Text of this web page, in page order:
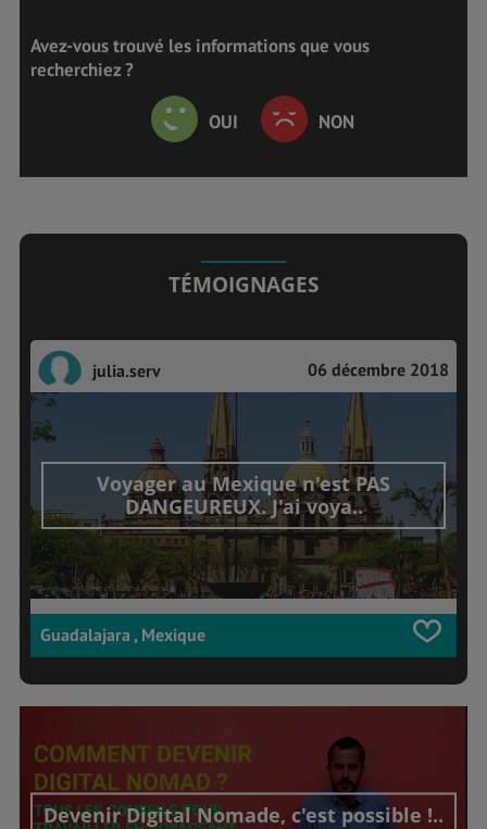
Avez-vous trouvé les informations que vous
recherchiez ?
OUI NON
TÉMOIGNAGES
julia.serv 06 décembre 2018
Voyager au Mexique n'est PAS
DANGEUREUX. J'ai voya..
Guadalajara , Mexique
Devenir Digital Nomade, c'est possible !..